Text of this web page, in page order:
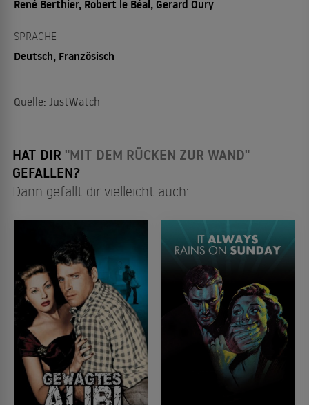
René Berthier, Robert le Béal, Gerard Oury
SPRACHE
Deutsch, Französisch
Quelle: JustWatch
HAT DIR "MIT DEM RÜCKEN ZUR WAND"
GEFALLEN?
Dann gefällt dir vielleicht auch: